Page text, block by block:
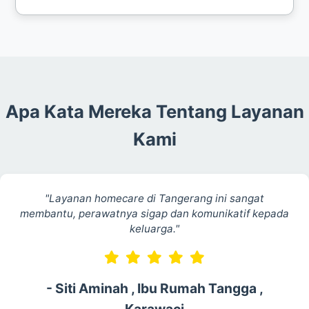
Apa Kata Mereka Tentang Layanan
Kami
"Layanan homecare di Tangerang ini sangat
membantu, perawatnya sigap dan komunikatif kepada
keluarga."
- Siti Aminah , Ibu Rumah Tangga ,